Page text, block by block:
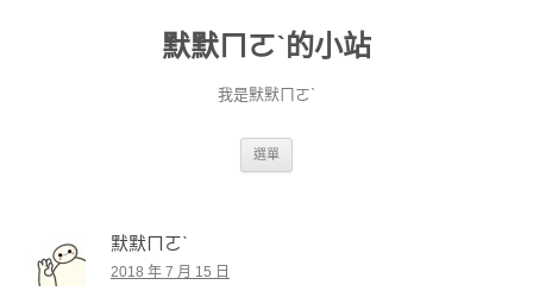
默默ㄇㄛˋ的小站
我是默默ㄇㄛˋ
選單
默默ㄇㄛˋ
2018 年 7 月 15 日